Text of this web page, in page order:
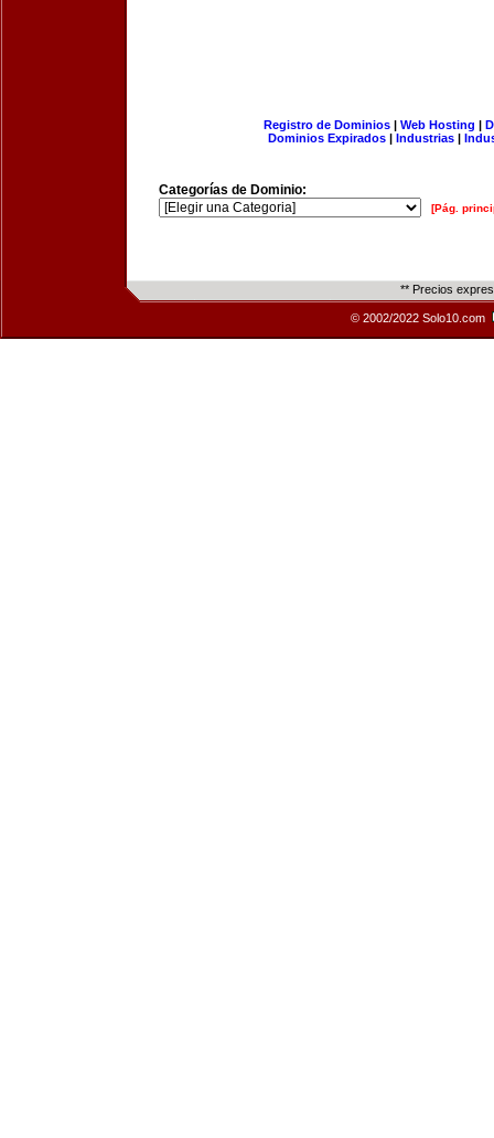
Registro de Dominios| Web Hosting |
Dominios Expirados | Industrias |
Categorías de Dominio:
[Pág.
** Precios
© 2002/2022 Solo10.com